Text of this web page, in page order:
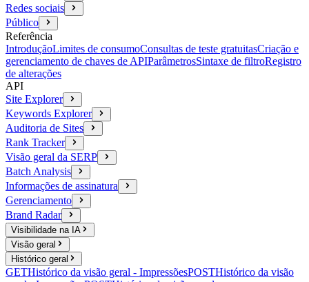
Redes sociais
Público
Referência
IntroduçãoLimites de consumoConsultas de teste gratuitasCriação e
gerenciamento de chaves de APIParâmetrosSintaxe de filtroRegistro
de alterações
API
Site Explorer
Keywords Explorer
Auditoria de Sites
Rank Tracker
Visão geral da SERP
Batch Analysis
Informações de assinatura
Gerenciamento
Brand Radar
Visibilidade na IA
Visão geral
Histórico geral
GETHistórico da visão geral - ImpressõesPOSTHistórico da visão